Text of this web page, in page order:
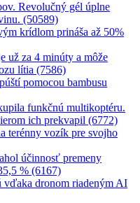
Revolučný gél úplne
(50589)
krídlom prináša až 50%
už za 4 minúty a môže
lítia (7586)
pomocou bambusu
funkčnú multikoptéru.
ich prekvapil (6772)
terénny vozík pre svojho
účinnosť premeny
% (6167)
dronom riadeným AI